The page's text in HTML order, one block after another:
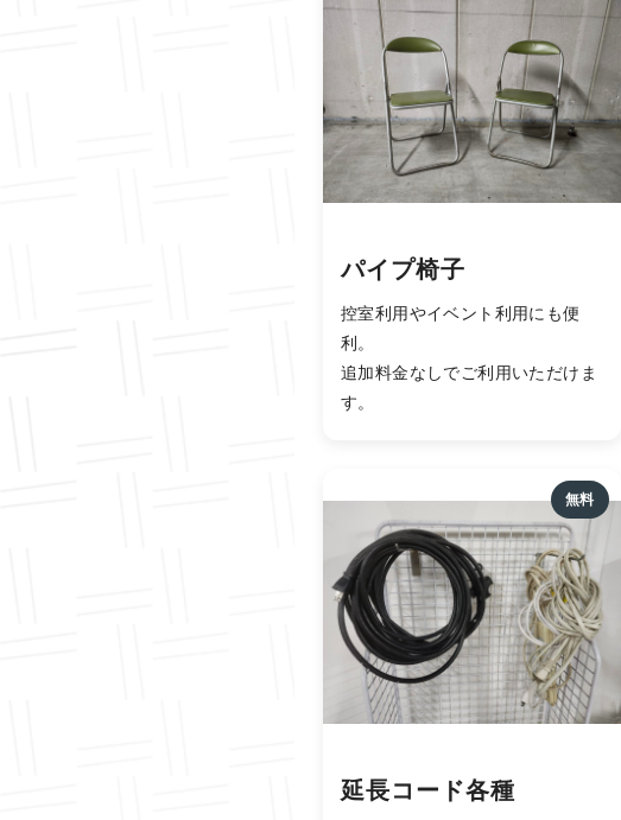
パイプ椅子
控室利用やイベント利用にも便
利。
追加料金なしでご利用いただけま
す。
延長コード各種
無料